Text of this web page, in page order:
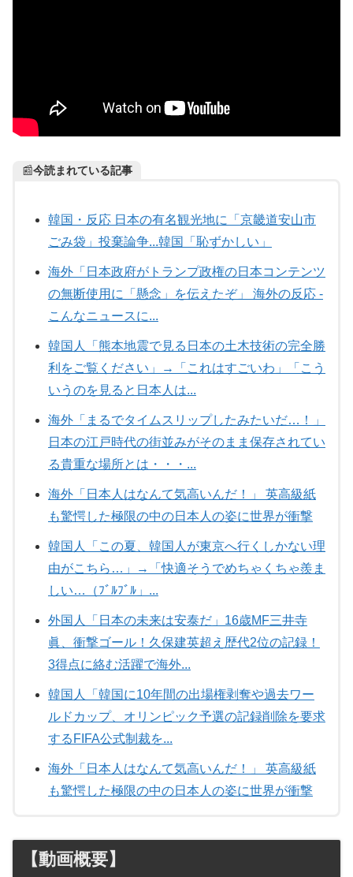
📰今読まれている記事
韓国・反応 日本の有名観光地に「京畿道安山市
ごみ袋」投棄論争...韓国「恥ずかしい」
海外「日本政府がトランプ政権の日本コンテンツ
の無断使用に「懸念」を伝えたぞ」 海外の反応 -
こんなニュースに...
韓国人「熊本地震で見る日本の土木技術の完全勝
利をご覧ください」→「これはすごいわ」「こう
いうのを見ると日本人は...
海外「まるでタイムスリップしたみたいだ…！」
日本の江戸時代の街並みがそのまま保存されてい
る貴重な場所とは・・・...
海外「日本人はなんて気高いんだ！」 英高級紙
も驚愕した極限の中の日本人の姿に世界が衝撃
韓国人「この夏、韓国人が東京へ行くしかない理
由がこちら…」→「快適そうでめちゃくちゃ羨ま
しい…（ﾌﾞﾙﾌﾞﾙ」...
外国人「日本の未来は安泰だ」16歳MF三井寺
眞、衝撃ゴール！久保建英超え歴代2位の記録！
3得点に絡む活躍で海外...
韓国人「韓国に10年間の出場権剥奪や過去ワー
ルドカップ、オリンピック予選の記録削除を要求
するFIFA公式制裁を...
海外「日本人はなんて気高いんだ！」 英高級紙
も驚愕した極限の中の日本人の姿に世界が衝撃
【動画概要】